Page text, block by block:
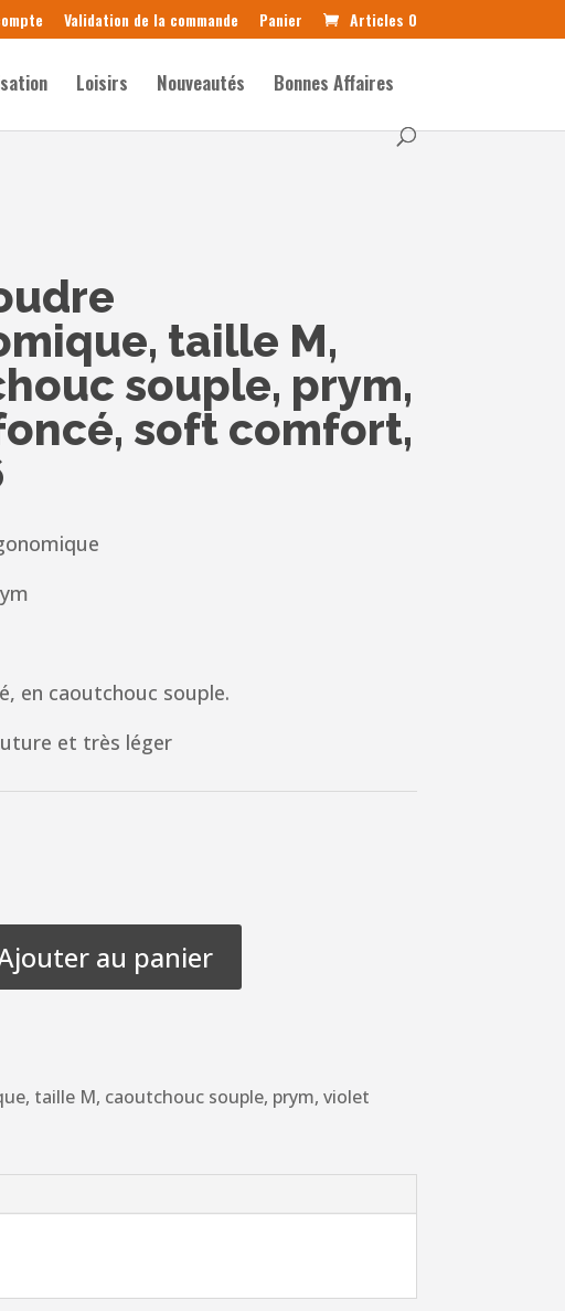
Validation de la commande Panier Articles 0
Loisirs Nouveautés Bonnes Affaires
taille M,
souple, prym,
soft comfort,
en caoutchouc souple.
et très léger
au panier
taille M, caoutchouc souple, prym, violet